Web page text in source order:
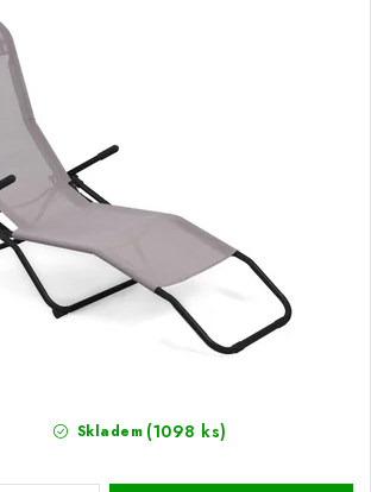
Skladem (1098 ks)